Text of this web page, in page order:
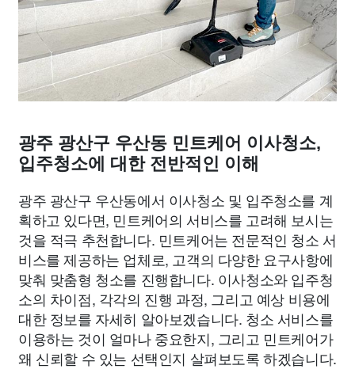
광주 광산구 우산동 민트케어 이사청소,
입주청소에 대한 전반적인 이해
광주 광산구 우산동에서 이사청소 및 입주청소를 계
획하고 있다면, 민트케어의 서비스를 고려해 보시는
것을 적극 추천합니다. 민트케어는 전문적인 청소 서
비스를 제공하는 업체로, 고객의 다양한 요구사항에
맞춰 맞춤형 청소를 진행합니다. 이사청소와 입주청
소의 차이점, 각각의 진행 과정, 그리고 예상 비용에
대한 정보를 자세히 알아보겠습니다. 청소 서비스를
이용하는 것이 얼마나 중요한지, 그리고 민트케어가
왜 신뢰할 수 있는 선택인지 살펴보도록 하겠습니다.